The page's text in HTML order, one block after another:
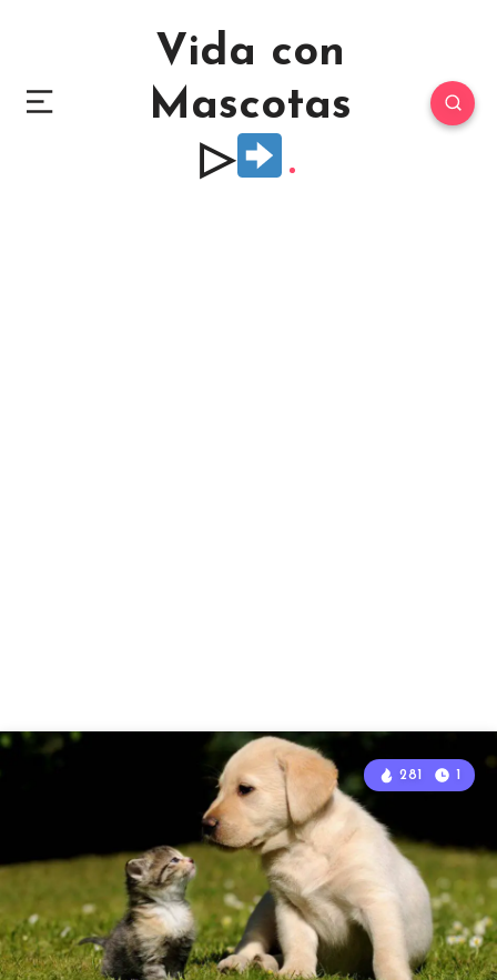
Vida con
Mascotas
▷
281 1